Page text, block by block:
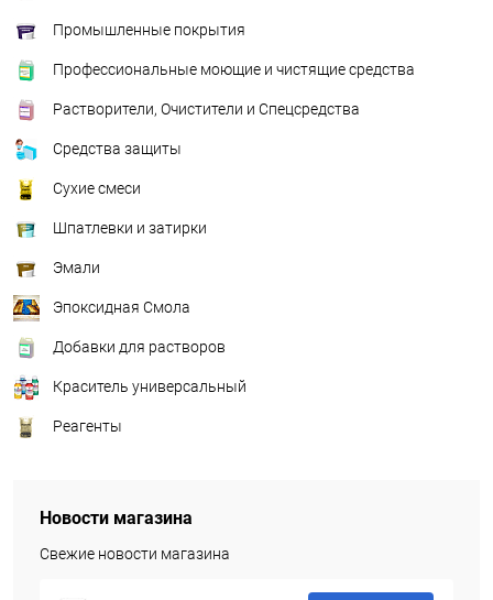
Промышленные покрытия
Профессиональные моющие и чистящие средства
Растворители, Очистители и Спецсредства
Средства защиты
Сухие смеси
Шпатлевки и затирки
Эмали
Эпоксидная Смола
Добавки для растворов
Краситель универсальный
Реагенты
Новости магазина
Свежие новости магазина